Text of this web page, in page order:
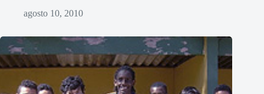
agosto 10, 2010